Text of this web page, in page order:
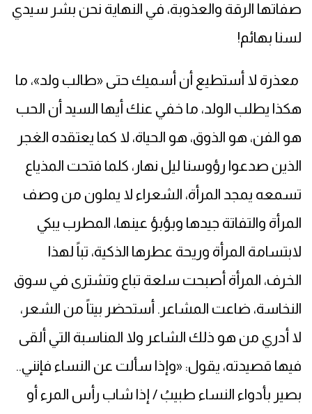
صفاتها الرقة والعذوبة، في النهاية نحن بشر سيدي
لسنا بهائم!
معذرة لا أستطيع أن أسميك حتى «طالب ولد»، ما
هكذا يطلب الولد، ما خفي عنك أيها السيد أن الحب
هو الفن، هو الذوق، هو الحياة، لا كما يعتقده الغجر
الذين صدعوا رؤوسنا ليل نهار، كلما فتحت المذياع
تسمعه يمجد المرأة، الشعراء لا يملون من وصف
المرأة والتفاتة جيدها وبؤبؤ عينها، المطرب يبكي
لابتسامة المرأة وريحة عطرها الذكية، تباً لهذا
الخرف، المرأة أصبحت سلعة تباع وتشترى في سوق
النخاسة، ضاعت المشاعر. أستحضر بيتاً من الشعر،
لا أدري من هو ذلك الشاعر ولا المناسبة التي ألقى
فيها قصيدته، يقول: «وإذا سألت عن النساء فإنني..
بصير بأدواء النساء طبيبُ / إذا شاب رأس المرء أو